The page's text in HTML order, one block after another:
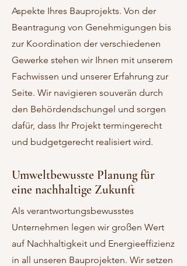
Aspekte Ihres Bauprojekts. Von der
Beantragung von Genehmigungen bis
zur Koordination der verschiedenen
Gewerke stehen wir Ihnen mit unserem
Fachwissen und unserer Erfahrung zur
Seite. Wir navigieren souverän durch
den Behördendschungel und sorgen
dafür, dass Ihr Projekt termingerecht
und budgetgerecht realisiert wird.
Umweltbewusste Planung für
eine nachhaltige Zukunft
Als verantwortungsbewusstes
Unternehmen legen wir großen Wert
auf Nachhaltigkeit und Energieeffizienz
in all unseren Bauprojekten. Wir setzen